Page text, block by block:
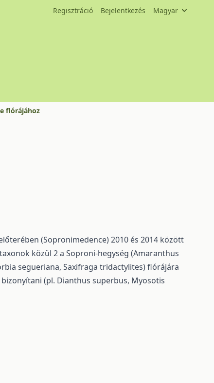
Regisztráció Bejelentkezés Magyar
flórájához
(Sopronimedence) 2010 és 2014 között
közül 2 a Soproni-hegység (Amaranthus
segueriana, Saxifraga tridactylites) flórájára
(pl. Dianthus superbus, Myosotis